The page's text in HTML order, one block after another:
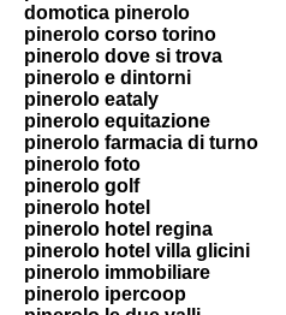
domotica pinerolo
pinerolo corso torino
pinerolo dove si trova
pinerolo e dintorni
pinerolo eataly
pinerolo equitazione
pinerolo farmacia di turno
pinerolo foto
pinerolo golf
pinerolo hotel
pinerolo hotel regina
pinerolo hotel villa glicini
pinerolo immobiliare
pinerolo ipercoop